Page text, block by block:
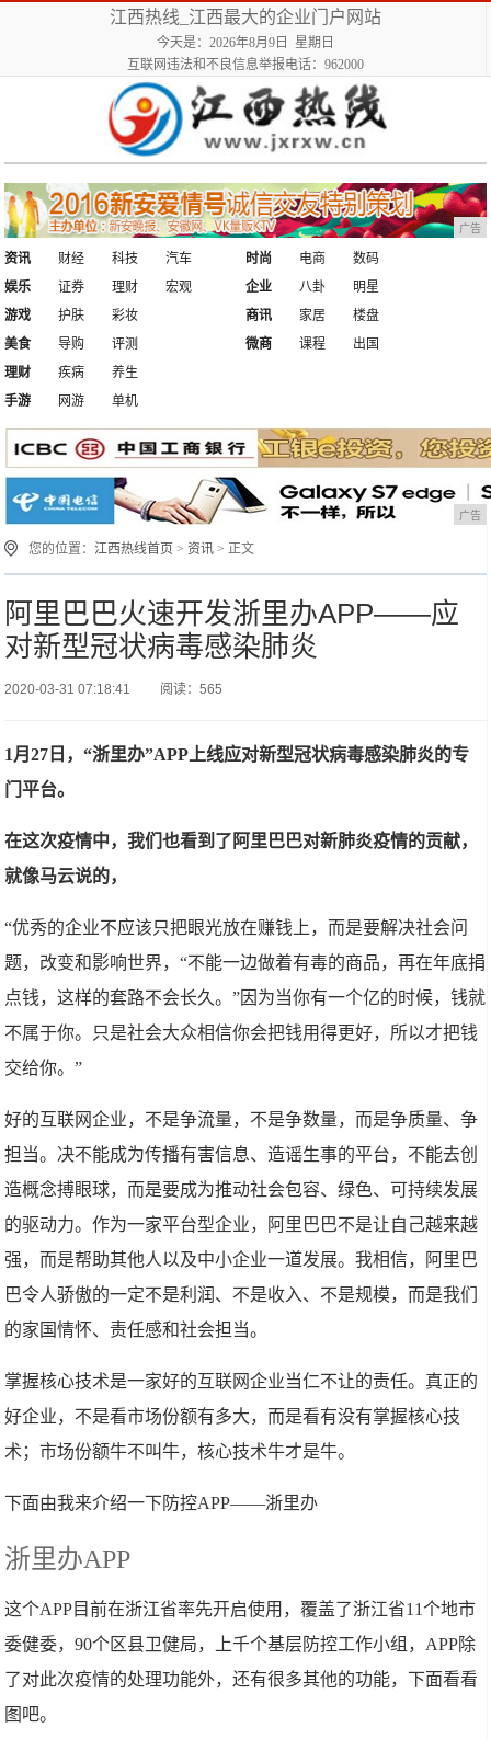
江西热线_江西最大的企业门户网站
今天是：2026年8月9日 星期日
互联网违法和不良信息举报电话：962000
广告
资讯 财经 科技
汽车
娱乐
证券 理财 宏观
时尚 电商
数码
企业
八卦
明星
游戏
护肤
彩妆
美食
导购 评测
商讯 家居
楼盘
微商
课程
出国
理财
疾病
养生
手游
网游 单机
广告
您的位置：江西热线首页 >资讯 > 正文
阿里巴巴火速开发浙里办APP——应
对新型冠状病毒感染肺炎
2020-03-31 07:18:41 阅读：565
1月27日，“浙里办”APP上线应对新型冠状病毒感染肺炎的专
门平台。
在这次疫情中，我们也看到了阿里巴巴对新肺炎疫情的贡献，
就像马云说的，
“优秀的企业不应该只把眼光放在赚钱上，而是要解决社会问
题，改变和影响世界，“不能一边做着有毒的商品，再在年底捐
点钱，这样的套路不会长久。”因为当你有一个亿的时候，钱就
不属于你。只是社会大众相信你会把钱用得更好，所以才把钱
交给你。”
好的互联网企业，不是争流量，不是争数量，而是争质量、争
担当。决不能成为传播有害信息、造谣生事的平台，不能去创
造概念搏眼球，而是要成为推动社会包容、绿色、可持续发展
的驱动力。作为一家平台型企业，阿里巴巴不是让自己越来越
强，而是帮助其他人以及中小企业一道发展。我相信，阿里巴
巴令人骄傲的一定不是利润、不是收入、不是规模，而是我们
的家国情怀、责任感和社会担当。
掌握核心技术是一家好的互联网企业当仁不让的责任。真正的
好企业，不是看市场份额有多大，而是看有没有掌握核心技
术；市场份额牛不叫牛，核心技术牛才是牛。
下面由我来介绍一下防控APP——浙里办
浙里办APP
这个APP目前在浙江省率先开启使用，覆盖了浙江省11个地市
委健委，90个区县卫健局，上千个基层防控工作小组，APP除
了对此次疫情的处理功能外，还有很多其他的功能，下面看看
图吧。